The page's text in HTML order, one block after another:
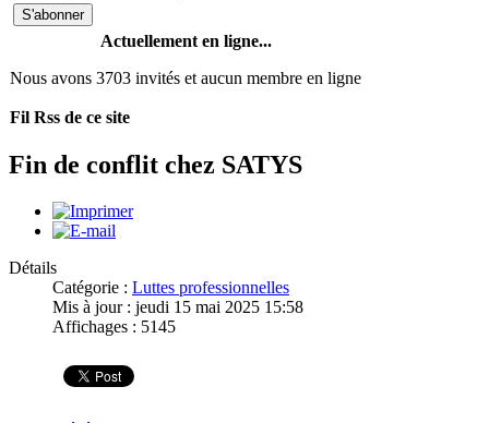
Actuellement en ligne...
Nous avons 3703 invités et aucun membre en ligne
Fil Rss de ce site
Fin de conflit chez SATYS
Détails
Catégorie : Luttes professionnelles
Mis à jour : jeudi 15 mai 2025 15:58
Affichages : 5145